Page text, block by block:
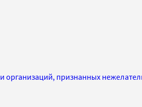
организаций, признанных